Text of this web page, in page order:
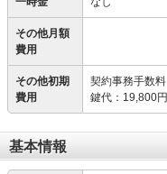
その他月額
費用
その他初期
費用
契約事務手数料
鍵代 ： 19,800円
基本情報